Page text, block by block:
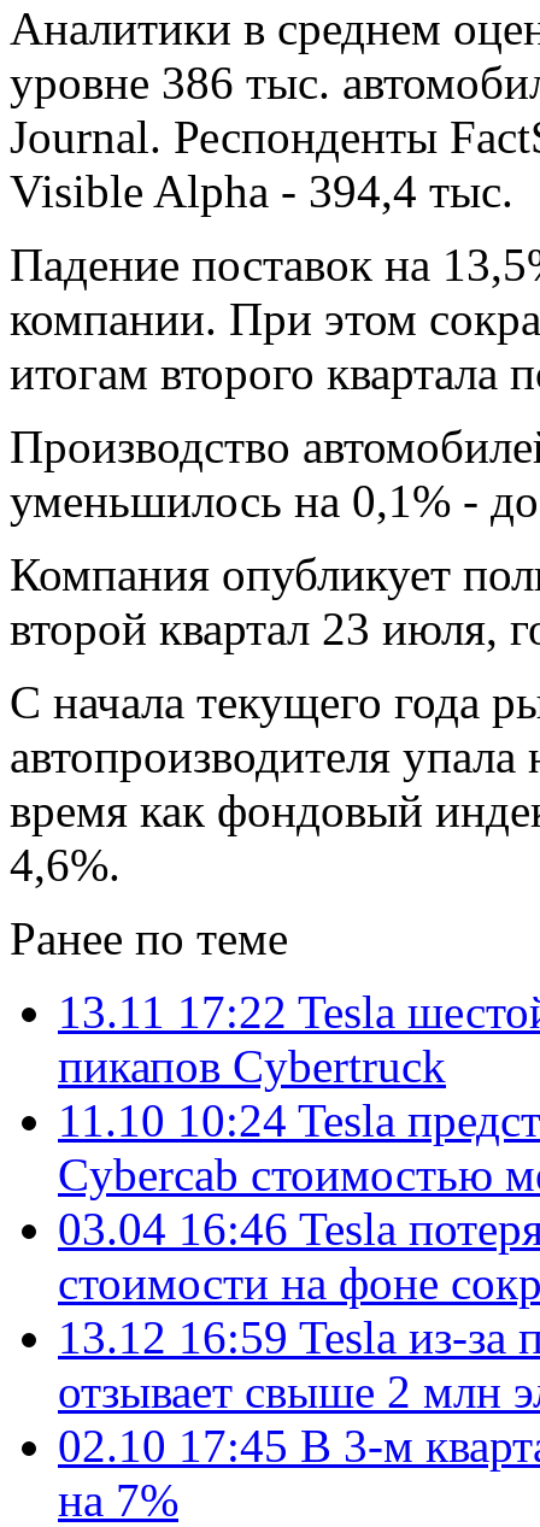
Аналитики в среднем
уровне 386 тыс.
Journal. Респонденты
Visible Alpha - 394,4 тыс.
Падение поставок на
компании. При этом
итогам второго квартала
Производство
уменьшилось на 0,1% -
Компания опубликует
второй квартал 23 июля,
С начала текущего года
автопроизводителя
время как фондовый
4,6%.
Ранее по теме
13.11 17:22 Tesla
пикапов Cybertruck
11.10 10:24 Tesla
Cybercab стоимостью
03.04 16:46 Tesla
стоимости на фоне
13.12 16:59 Tesla из-за
отзывает свыше 2 млн
02.10 17:45 В 3-м
на 7%